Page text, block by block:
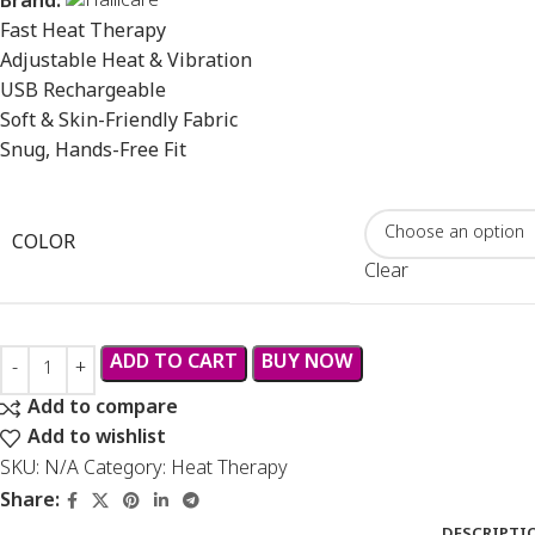
Fast Heat Therapy
Adjustable Heat & Vibration
USB Rechargeable
Soft & Skin-Friendly Fabric
Snug, Hands-Free Fit
COLOR
Clear
ADD TO CART
BUY NOW
Add to compare
Add to wishlist
SKU: N/A Category: Heat Therapy
Share: